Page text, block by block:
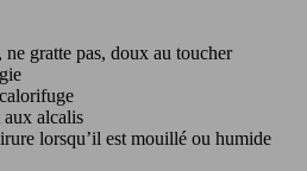
gratte pas, doux au toucher
aux alcalis
lorsqu’il est mouillé ou humide